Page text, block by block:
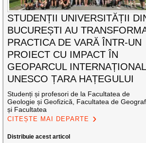
STUDENȚII UNIVERSITĂȚII
BUCUREȘTI AU
PRACTICA DE VARĂ ÎNTR-UN
PROIECT CU IMPACT ÎN
GEOPARCUL INTERNAȚIONAL
UNESCO ȚARA HAȚEGULUI
Studenți și profesori de la Facultatea de
Geologie și Geofizică, Facultatea de
și Facultatea
CITEȘTE MAI DEPARTE
Distribuie acest articol